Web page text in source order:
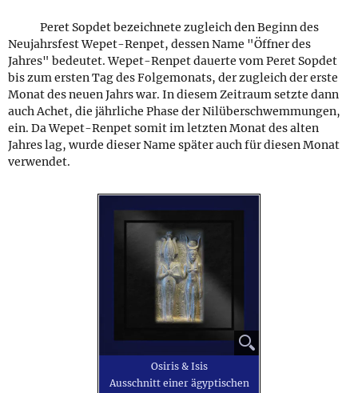
Peret Sopdet bezeichnete zugleich den Beginn des
Neujahrsfest Wepet-Renpet, dessen Name "Öffner des
Jahres" bedeutet. Wepet-Renpet dauerte vom Peret Sopdet
bis zum ersten Tag des Folgemonats, der zugleich der erste
Monat des neuen Jahrs war. In diesem Zeitraum setzte dann
auch Achet, die jährliche Phase der Nilüberschwemmungen,
ein. Da Wepet-Renpet somit im letzten Monat des alten
Jahres lag, wurde dieser Name später auch für diesen Monat
verwendet.
⚲
Osiris & Isis
Ausschnitt einer ägyptischen